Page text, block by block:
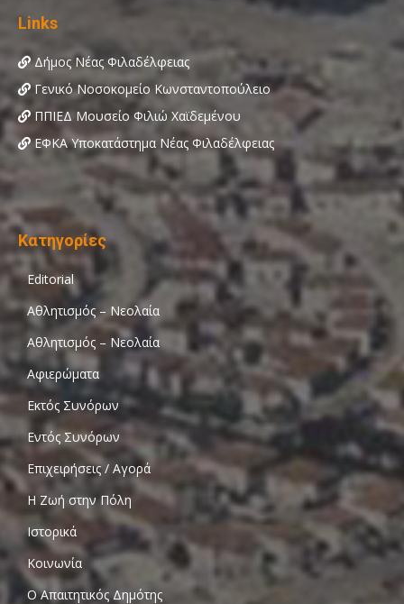
Links
Δήμος Νέας Φιλαδέλφειας
Γενικό Νοσοκομείο Κωνσταντοπούλειο
ΠΠΙΕΔ Μουσείο Φιλιώ Χαϊδεμένου
ΕΦΚΑ Υποκατάστημα Νέας Φιλαδέλφειας
Κατηγορίες
Editorial
Αθλητισμός – Νεολαία
Αθλητισμός – Νεολαία
Αφιερώματα
Εκτός Συνόρων
Εντός Συνόρων
Επιχειρήσεις / Αγορά
Η Ζωή στην Πόλη
Ιστορικά
Κοινωνία
Ο Απαιτητικός Δημότης